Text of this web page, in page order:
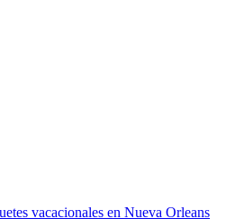
vacacionales en Nueva Orleans